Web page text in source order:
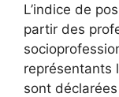
L’indice de
partir des
représentants
sont